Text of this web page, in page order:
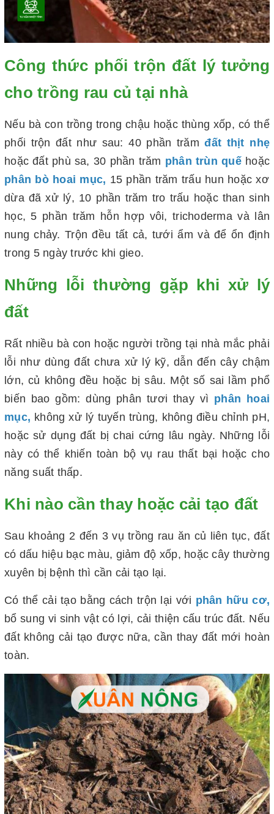
Công thức phối trộn đất lý tưởng
cho trồng rau củ tại nhà
Nếu bà con trồng trong chậu hoặc thùng xốp, có thể
phối trộn đất như sau: 40 phần trăm đất thịt nhẹ
hoặc đất phù sa, 30 phần trăm phân trùn quếhoặc
phân bòhoai mục, 15 phần trăm trấu hun hoặc xơ
dừa đã xử lý, 10 phần trăm tro trấu hoặc than sinh
học, 5 phần trăm hỗn hợp vôi, trichoderma và lân
nung chảy. Trộn đều tất cả, tưới ẩm và để ổn định
trong 5 ngày trước khi gieo.
Những lỗi thường gặp khi xử lý
đất
Rất nhiều bà con hoặc người trồng tại nhà mắc phải
lỗi như dùng đất chưa xử lý kỹ, dẫn đến cây chậm
lớn, củ không đều hoặc bị sâu. Một số sai lầm phổ
biến bao gồm: dùng phân tươi thay vì phân hoai
mục, không xử lý tuyến trùng, không điều chỉnh pH,
hoặc sử dụng đất bị chai cứng lâu ngày. Những lỗi
này có thể khiến toàn bộ vụ rau thất bại hoặc cho
năng suất thấp.
Khi nào cần thay hoặc cải tạo đất
Sau khoảng 2 đến 3 vụ trồng rau ăn củ liên tục, đất
có dấu hiệu bạc màu, giảm độ xốp, hoặc cây thường
xuyên bị bệnh thì cần cải tạo lại.
Có thể cải tạo bằng cách trộn lại với phân hữu cơ,
bổ sung vi sinh vật có lợi, cải thiện cấu trúc đất. Nếu
đất không cải tạo được nữa, cần thay đất mới hoàn
toàn.